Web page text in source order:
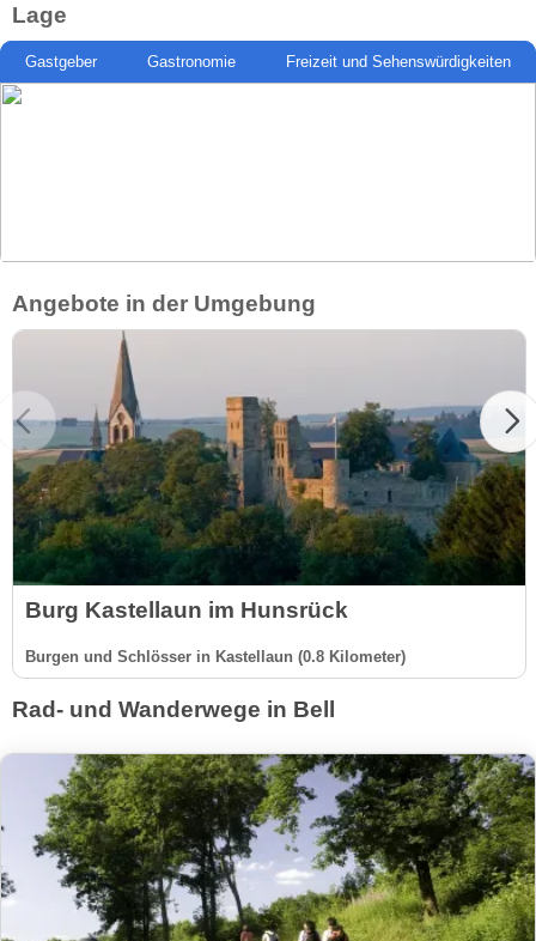
Lage
Gastgeber Gastronomie Freizeit und Sehenswürdigkeiten
Angebote in der Umgebung
Burg Kastellaun im Hunsrück
Burgen und Schlösser in Kastellaun (0.8 Kilometer)
Rad- und Wanderwege in Bell